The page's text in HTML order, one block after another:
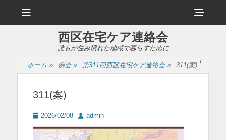
ュ
ヘ
ッ
サ
西区在宅ケア連絡会
誰もが住み慣れた地域で暮らすために
ホーム » 例会 » /
第311回西区在宅ケア連絡会 » 311(案)
311(案)
投
稿
2026/02/08
投
稿
者
admin